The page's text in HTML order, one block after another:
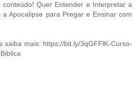
Quer Entender e Interpretar a
a Apocalipse para Pregar e Ensinar com
saiba mais: https://bit.ly/3qGFFlK-Curso-